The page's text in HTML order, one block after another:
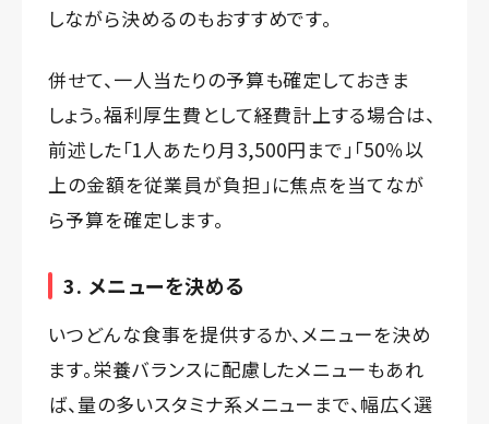
しながら決めるのもおすすめです。
併せて、一人当たりの予算も確定しておきま
しょう。福利厚生費として経費計上する場合は、
前述した「1人あたり月3,500円まで」「50％以
上の金額を従業員が負担」に焦点を当てなが
ら予算を確定します。
3. メニューを決める
いつどんな食事を提供するか、メニューを決め
ます。栄養バランスに配慮したメニューもあれ
ば、量の多いスタミナ系メニューまで、幅広く選